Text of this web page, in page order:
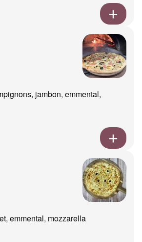
jambon, emmental,
emmental, mozzarella